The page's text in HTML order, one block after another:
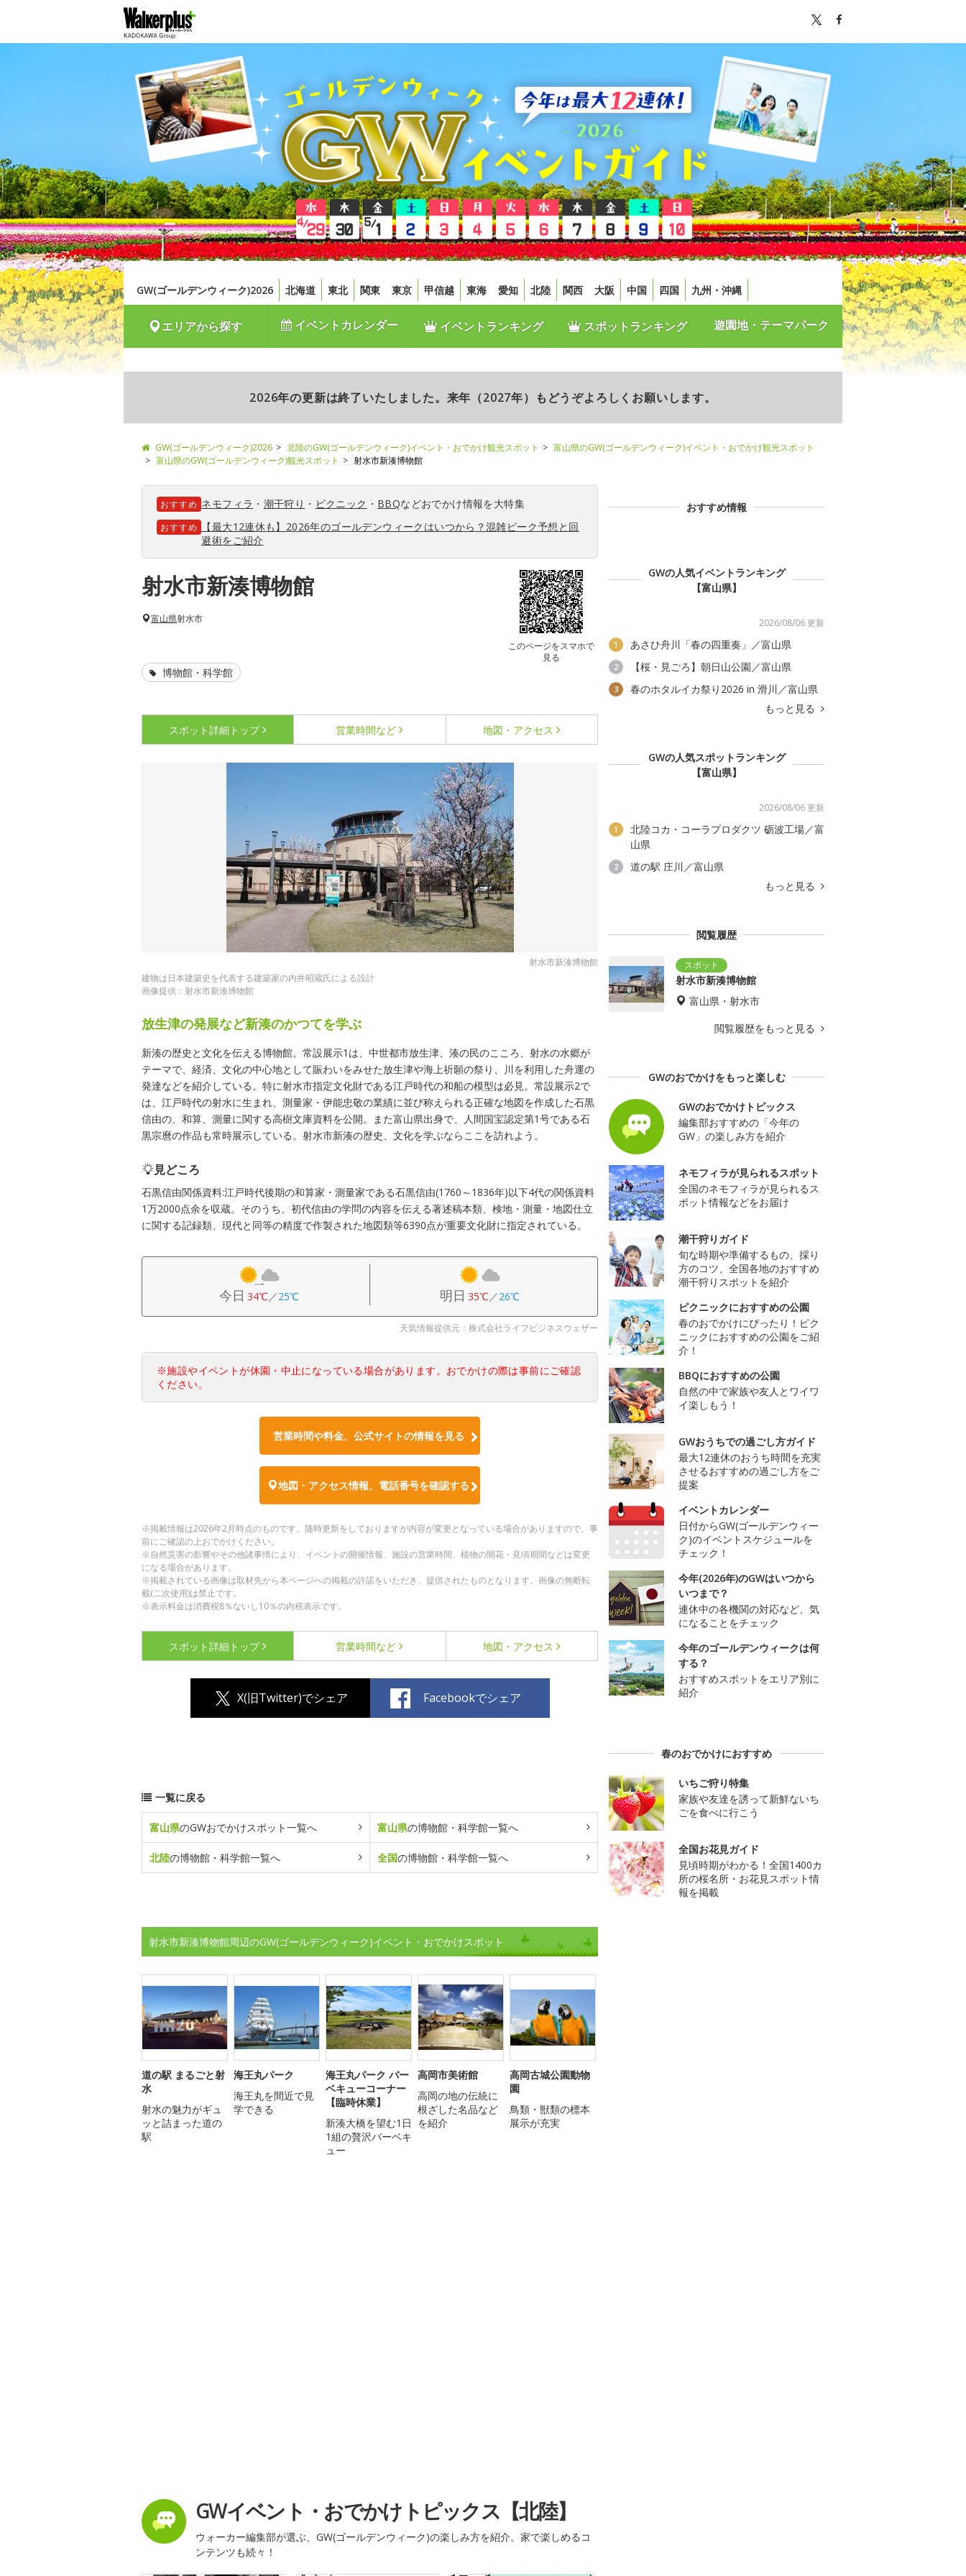
GW(ゴールデンウィーク)2026 北海道 東北 関東 東京 甲信越 東海 愛知 北陸 関西 大阪 中国 四国 九州・沖縄
エリアから探す イベントカレンダー イベントランキング スポットランキング 遊園地・テーマパーク
2026年の更新は終了いたしました。来年（2027年）もどうぞよろしくお願いします。
GW(ゴールデンウィーク)2026 北陸のGW(ゴールデンウィーク)イベント・おでかけ観光スポット
富山県のGW(ゴールデンウィーク)イベント・おでかけ観光スポット
富山県のGW(ゴールデンウィーク)観光スポット
射水市新湊博物館
おすすめ ネモフィラ ・ 潮干狩り ・ ピクニック ・ BBQなどおでかけ情報を大特集
おすすめ
【最大12連休も】2026年のゴールデンウィークはいつから？混雑ピーク予想と回
避術をご紹介
射水市新湊博物館
このページをスマホで
見る
富山県射水市
博物館・科学館
スポット詳細 トップ 営業時間など 地図・アクセス
射水市新湊博物館
建物は日本建築史を代表する建築家の内井昭蔵氏による設計
画像提供：射水市新湊博物館
放生津の発展など新湊のかつてを学ぶ
新湊の歴史と文化を伝える博物館。常設展示1は、中世都市放生津、湊の民のこころ、射水の水郷が
テーマで、経済、文化の中心地として賑わいをみせた放生津や海上祈願の祭り、川を利用した舟運の
発達などを紹介している。特に射水市指定文化財である江戸時代の和船の模型は必見。常設展示2で
は、江戸時代の射水に生まれ、測量家・伊能忠敬の業績に並び称えられる正確な地図を作成した石黒
信由の、和算、測量に関する高樹文庫資料を公開。また富山県出身で、人間国宝認定第1号である石
黒宗麿の作品も常時展示している。射水市新湊の歴史、文化を学ぶならここを訪れよう。
見どころ
石黒信由関係資料:江戸時代後期の和算家・測量家である石黒信由(1760～1836年)以下4代の関係資料
1万2000点余を収蔵。そのうち、初代信由の学問の内容を伝える著述稿本類、検地・測量・地図仕立
に関する記録類、現代と同等の精度で作製された地図類等6390点が重要文化財に指定されている。
今日 34℃／25℃ 明日 35℃／26℃
天気情報提供元：株式会社ライフビジネスウェザー
※施設やイベントが休園・中止になっている場合があります。おでかけの際は事前にご確認
ください。
営業時間や料金、公式サイトの情報を見る
地図・アクセス情報、電話番号を確認する
※掲載情報は2026年2月時点のものです。随時更新をしておりますが内容が変更となっている場合がありますので、事
前にご確認の上おでかけください。
※自然災害の影響やその他諸事情により、イベントの開催情報、施設の営業時間、植物の開花・見頃期間などは変更
になる場合があります。
※掲載されている画像は取材先から本ページへの掲載の許諾をいただき、提供されたものとなります。画像の無断転
載(二次使用)は禁止です。
※表示料金は消費税8％ないし10％の内税表示です。
スポット詳細 トップ 営業時間など 地図・アクセス
X(旧Twitter)でシェア Facebookでシェア
一覧に戻る
富山県のGWおでかけスポット一覧へ 富山県の博物館・科学館一覧へ
北陸の博物館・科学館一覧へ 全国の博物館・科学館一覧へ
射水市新湊博物館周辺のGW(ゴールデンウィーク)イベント・おでかけスポット
道の駅 まるごと射
水
射水の魅力がギュ
ッと詰まった道の
駅
海王丸パーク
海王丸を間近で見
学できる
海王丸パーク バー
ベキューコーナー
【臨時休業】
新湊大橋を望む1日
1組の贅沢バーベキ
ュー
高岡市美術館
高岡の地の伝統に
根ざした名品など
を紹介
高岡古城公園動物
園
鳥類・獣類の標本
展示が充実
GWイベント・おでかけトピックス【北陸】
ウォーカー編集部が選ぶ、GW(ゴールデンウィーク)の楽しみ方を紹介。家で楽しめるコ
ンテンツも続々！
おすすめ情報
GWの人気イベントランキング
【富山県】
2026/08/06 更新
1 あさひ舟川「春の四重奏」／富山県
2 【桜・見ごろ】朝日山公園／富山県
3
春のホタルイカ祭り2026 in 滑川／富山県
もっと見る
GWの人気スポットランキング
【富山県】
2026/08/06 更新
1
北陸コカ・コーラプロダクツ 砺波工場／富
山県
2
道の駅 庄川／富山県
もっと見る
閲覧履歴
射水市新湊博物館
富山県・射水市
閲覧履歴をもっと見る
GWのおでかけをもっと楽しむ
GWのおでかけトピックス
編集部おすすめの「今年の
GW」の楽しみ方を紹介
ネモフィラが見られるスポット
全国のネモフィラが見られるス
ポット情報などをお届け
潮干狩りガイド
旬な時期や準備するもの、採り
方のコツ、全国各地のおすすめ
潮干狩りスポットを紹介
ピクニックにおすすめの公園
春のおでかけにぴったり！ピク
ニックにおすすめの公園をご紹
介！
BBQにおすすめの公園
自然の中で家族や友人とワイワ
イ楽しもう！
GWおうちでの過ごし方ガイド
最大12連休のおうち時間を充実
させるおすすめの過ごし方をご
提案
イベントカレンダー
日付からGW(ゴールデンウィー
ク)のイベントスケジュールを
チェック！
今年(2026年)のGWはいつから
いつまで？
連休中の各機関の対応など、気
になることをチェック
今年のゴールデンウィークは何
する？
おすすめスポットをエリア別に
紹介
春のおでかけにおすすめ
いちご狩り特集
家族や友達を誘って新鮮ないち
ごを食べに行こう
全国お花見ガイド
見頃時期がわかる！全国1400カ
所の桜名所・お花見スポット情
報を掲載